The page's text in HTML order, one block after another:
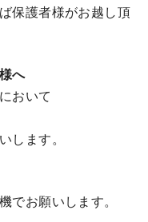
保護者様がお越し頂
へ
おいて
します。
でお願いします。